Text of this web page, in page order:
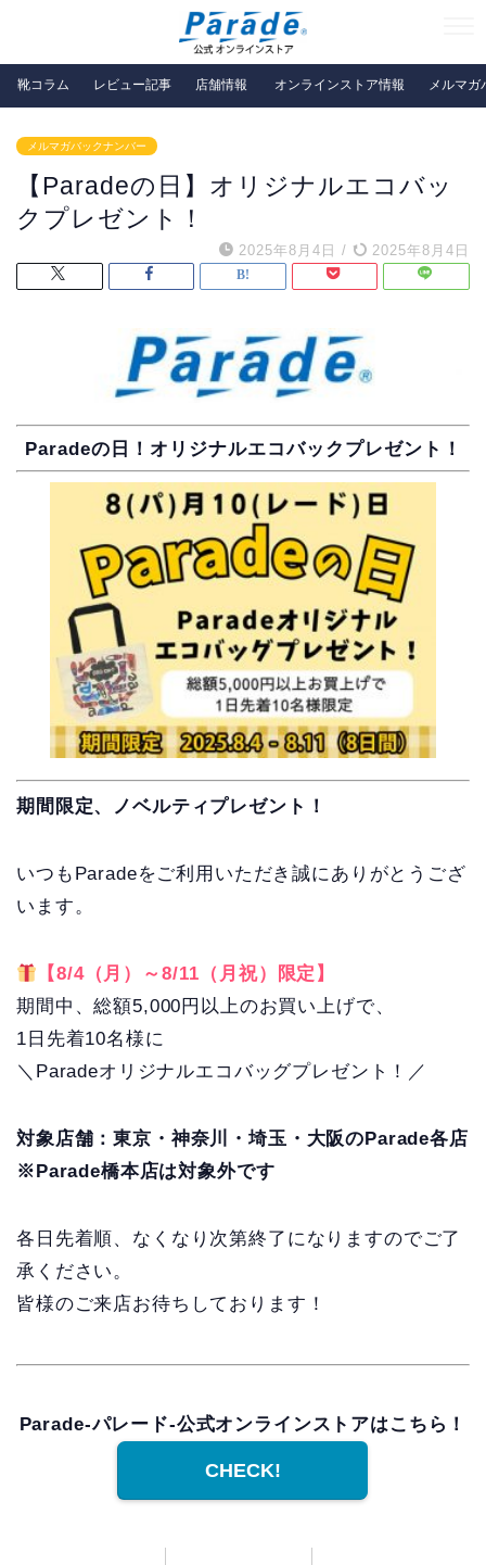
靴コラム レビュー記事 店舗情報 オンラインストア情報 メルマガ
メルマガバックナンバー
【Paradeの日】オリジナルエコバッ
クプレゼント！
2025年8月4日 / 2025年8月4日
Paradeの日！オリジナルエコバックプレゼント！
期間限定、ノベルティプレゼント！
いつもParadeをご利用いただき誠にありがとうござ
います。
【8/4（月）～8/11（月祝）限定】
期間中、総額5,000円以上のお買い上げで、
1日先着10名様に
＼Paradeオリジナルエコバッグプレゼント！／
対象店舗：東京・神奈川・埼玉・大阪のParade各店
※Parade橋本店は対象外です
各日先着順、なくなり次第終了になりますのでご了
承ください。
皆様のご来店お待ちしております！
Parade-パレード-公式オンラインストアはこちら！
CHECK!